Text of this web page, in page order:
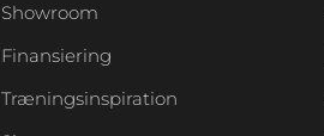
Showroom
Finansiering
Træningsinspiration